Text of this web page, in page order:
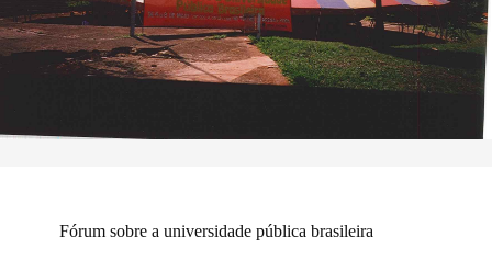
Fórum sobre a universidade pública brasileira